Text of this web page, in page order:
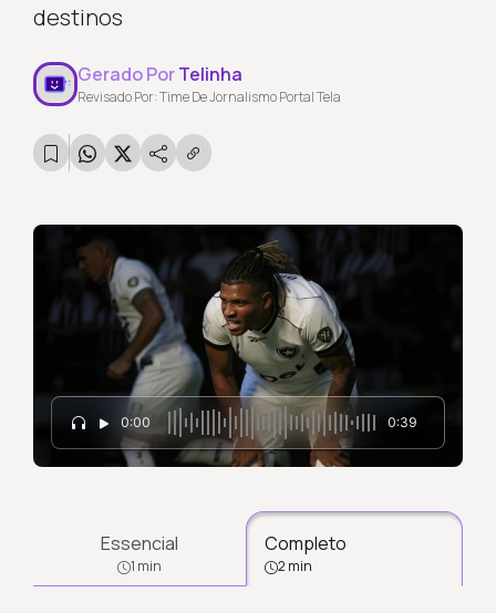
destinos
Gerado PorTelinha
Revisado Por: Time De Jornalismo Portal Tela
0:00 0:39
Essencial
1 min
Completo
2 min